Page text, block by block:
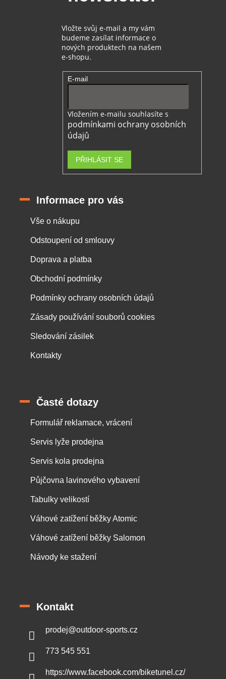
ý
p
i
Vložte svůj e-mail a my vám
budeme zasílat informace o
nových produktech na našem
e-shopu.
E-mail
Vložením e-mailu souhlasíte s
podmínkami ochrany osobních
údajů
PŘIHLÁSIT SE
Informace pro vás
Vše o nákupu
Odstoupení od smlouvy
Doprava a platba
Obchodní podmínky
Podmínky ochrany osobních údajů
Zásady používání souborů cookies
Sledování zásilek
Kontakty
Časté dotazy
Formulář reklamace, vrácení
Servis lyže prodejna
Servis kola prodejna
Půjčovna lavinového vybavení
Tabulky velikostí
Váhové zatížení běžky Atomic
Váhové zatížení běžky Salomon
Návody ke stažení
Kontakt
prodej@outdoor-sports.cz
773 545 551
https://www.facebook.com/biketunel.cz/